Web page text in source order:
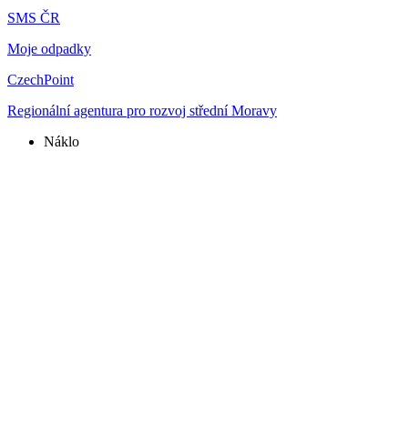
SMS ČR
Moje odpadky
CzechPoint
Regionální agentura pro rozvoj střední Moravy
Náklo